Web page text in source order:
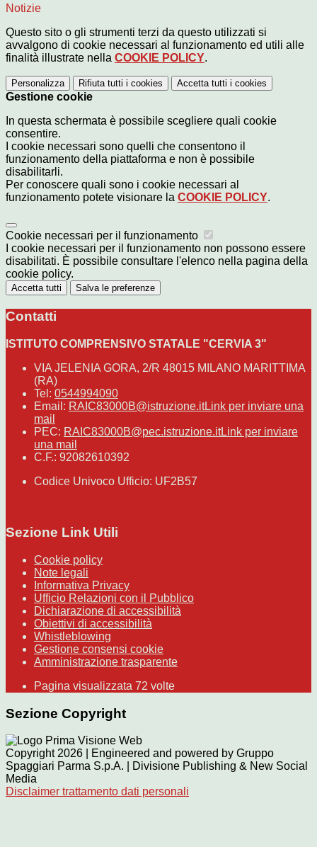
Notizie
Questo sito o gli strumenti terzi da questo utilizzati si
avvalgono di cookie necessari al funzionamento ed utili alle
finalità illustrate nella COOKIE POLICY.
Personalizza Rifiuta tutti i cookies Accetta tutti i cookies
Gestione cookie
In questa schermata è possibile scegliere quali cookie
consentire.
I cookie necessari sono quelli che consentono il
funzionamento della piattaforma e non è possibile
disabilitarli.
Per conoscere quali sono i cookie necessari al
funzionamento potete visionare la COOKIE POLICY.
Cookie necessari per il funzionamento
I cookie necessari per il funzionamento non possono essere
disabilitati. È possibile consultare l'elenco nella pagina della
cookie policy.
Accetta tutti Salva le preferenze
Contatti
ISTITUTO COMPRENSIVO STATALE "CERVIA 3"
VIA JELENIA GORA, 2/R 48015 MILANO MARITTIMA
(RA)
Tel: 0544994090
Email: RAIC83000B@istruzione.itLink per inviare una
mail
PEC: RAIC83000B@pec.istruzione.itLink per inviare
una mail
C.F.: 92082610392
Codice Univoco Ufficio: UF2B57
Sezione Link Utili
Cookie policy
Note legali
Informativa Privacy
Ufficio Relazioni con il Pubblico
Dichiarazione di accessibilità
Obiettivi di accessibilità
Whistleblowing
Gestione consensi cookie
Amministrazione trasparente
Pagina visualizzata 72 volte
Sezione Copyright
Copyright 2026 | Engineered and powered by Gruppo
Spaggiari Parma S.p.A. | Divisione Publishing & New Social
Media
Disclaimer trattamento dati personali